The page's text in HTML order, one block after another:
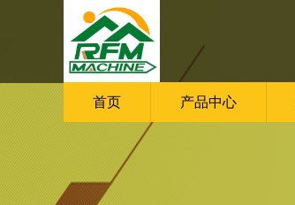
首页 产品中心